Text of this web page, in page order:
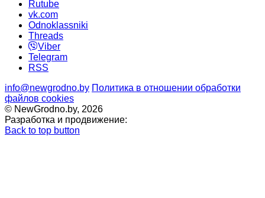
Rutube
vk.com
Odnoklassniki
Threads
Viber
Telegram
RSS
info@newgrodno.by Политика в отношении обработки
файлов cookies
© NewGrodno.by, 2026
Разработка и продвижение:
Back to top button